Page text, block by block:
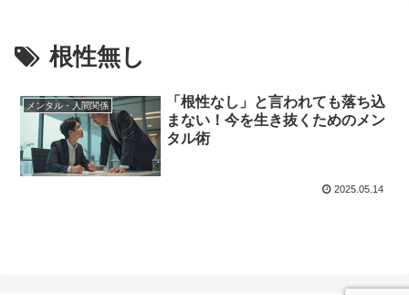
根性無し
メンタル・人間関係
「根性なし」と言われても落ち込
まない！今を生き抜くためのメン
タル術
2025.05.14